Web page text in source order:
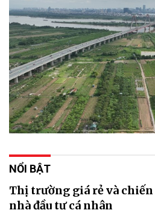
NỔI BẬT
Thị trường giá rẻ và
nhà đầu tư cá nhân